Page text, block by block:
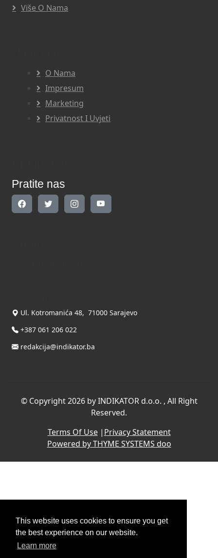
This website uses cookies to ensure you get
the best experience on our website.
Learn more
Više O Nama
O Nama
Impresum
Marketing
Privatnost I Uvjeti
Pratite nas
Ul. Kotromanića 48, 71000 Sarajevo
+387 061 206 022
redakcija@indikator.ba
© Copyright 2026 by INDIKATOR d.o.o. , All Right
Reserved.
Terms Of Use| Privacy Statement
Powered by THYME SYSTEMS doo